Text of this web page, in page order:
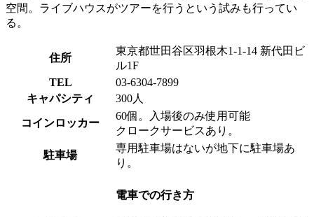
空間。ライブハウスがツアーを行うという試みも行ってい
る。
住所
東京都世田谷区羽根木1-1-14 新代田ビ
ル1F
TEL
03-6304-7899
キャパシティ
300人
コインロッカー
60個。入場後のみ使用可能
クロークサービスあり。
駐車場
専用駐車場はないが地下に駐車場あ
り。
電車での行き方